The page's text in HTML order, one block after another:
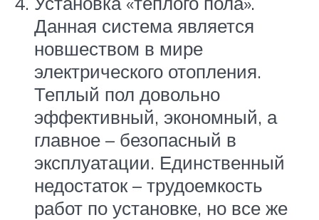
Данная система является
новшеством в мире
электрического отопления.
Теплый пол довольно
эффективный, экономный, а
главное – безопасный в
эксплуатации. Единственный
недостаток – трудоемкость
работ по установке, но все же